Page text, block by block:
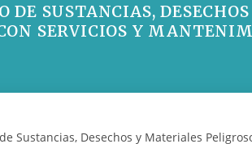
SUSTANCIAS, DESECHOS
SERVICIOS Y